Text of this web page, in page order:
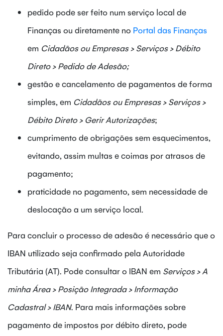
pedido pode ser feito num serviço local de
Finanças ou diretamente no Portal das Finanças
em Cidadãos ou Empresas > Serviços > Débito
Direto > Pedido de Adesão;
gestão e cancelamento de pagamentos de forma
simples, em Cidadãos ou Empresas > Serviços >
Débito Direto > Gerir Autorizações;
cumprimento de obrigações sem esquecimentos,
evitando, assim multas e coimas por atrasos de
pagamento;
praticidade no pagamento, sem necessidade de
deslocação a um serviço local.
Para concluir o processo de adesão é necessário que o
IBAN utilizado seja confirmado pela Autoridade
Tributária (AT). Pode consultar o IBAN em Serviços > A
minha Área > Posição Integrada > Informação
Cadastral > IBAN. Para mais informações sobre
pagamento de impostos por débito direto, pode